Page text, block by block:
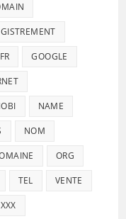
FR GOOGLE
NAME
NOM
ORG
TEL VENTE
XXX